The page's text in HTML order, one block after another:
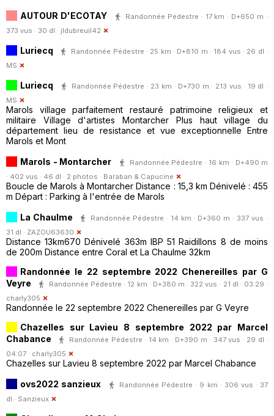
AUTOUR D'ECOTAY
Randonnée Pédestre · 17 km · D+650 m ·
373 vus · 30 dl · jldubreuil42
Luriecq
Randonnée Pédestre · 25 km · D+810 m · 184 vus · 26 dl ·
MS
Luriecq
Randonnée Pédestre · 23 km · D+730 m · 213 vus · 19 dl ·
MS
Marols village parfaitement restauré patrimoine religieux et
militaire Village d'artistes Montarcher Plus haut village du
département lieu de resistance et vue exceptionnelle Entre
Marols et Mont
Marols - Montarcher
Randonnée Pédestre · 16 km · D+490 m
· 402 vus · 46 dl · 2 photos · Baraban & Capucine
Boucle de Marols à Montarcher Distance : 15,3 km Dénivelé : 455
m Départ : Parking à l'entrée de Marols
La Chaulme
Randonnée Pédestre · 14 km · D+360 m · 337 vus ·
31 dl · ZAZOU63630
Distance 13km670 Dénivelé 363m IBP 51 Raidillons 8 de moins
de 200m Distance entre Coral et La Chaulme 32km
Randonnée le 22 septembre 2022 Chenereilles par G
Veyre
Randonnée Pédestre · 12 km · D+380 m · 322 vus · 21 dl · 03:29 ·
charly305
Randonnée le 22 septembre 2022 Chenereilles par G Veyre
Chazelles sur Lavieu 8 septembre 2022 par Marcel
Chabance
Randonnée Pédestre · 14 km · D+390 m · 347 vus · 29 dl ·
04:07 · charly305
Chazelles sur Lavieu 8 septembre 2022 par Marcel Chabance
ovs2022 sanzieux
Randonnée Pédestre · 9 km · 306 vus · 37
dl · Sanzieux